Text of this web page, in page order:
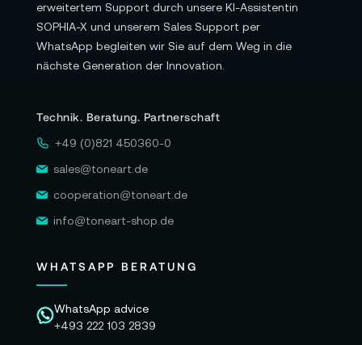
Blendenrotationswinkel: 42°
Zoomrotationswinkel: 100°
Follow Focus: 0,8 mm
Naheinstellgrenze: 89 cm
Filtergewinde: 77 mm
Gehäusematerial: Metall
Gewicht: ca. 1,4 kg
Anschlüsse: PL (EF)
erweitertem Support durch unsere KI-Assistentin
SOPHIA-X und unserem Sales Support per
WhatsApp begleiten wir Sie auf dem Weg in die
nächste Generation der Innovation.
Technik. Beratung. Partnerschaft
+49 (0)821 450360-0
sales@toneart.de
cooperation@toneart.de
info@toneart-shop.de
WHATSAPP BERATUNG
WhatsApp advice
+493 222 103 2839